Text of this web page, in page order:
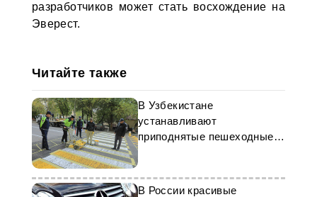
разработчиков может стать восхождение на
Эверест.
Читайте также
В Узбекистане
устанавливают
приподнятые пешеходные
переходы для безопасности
В России красивые